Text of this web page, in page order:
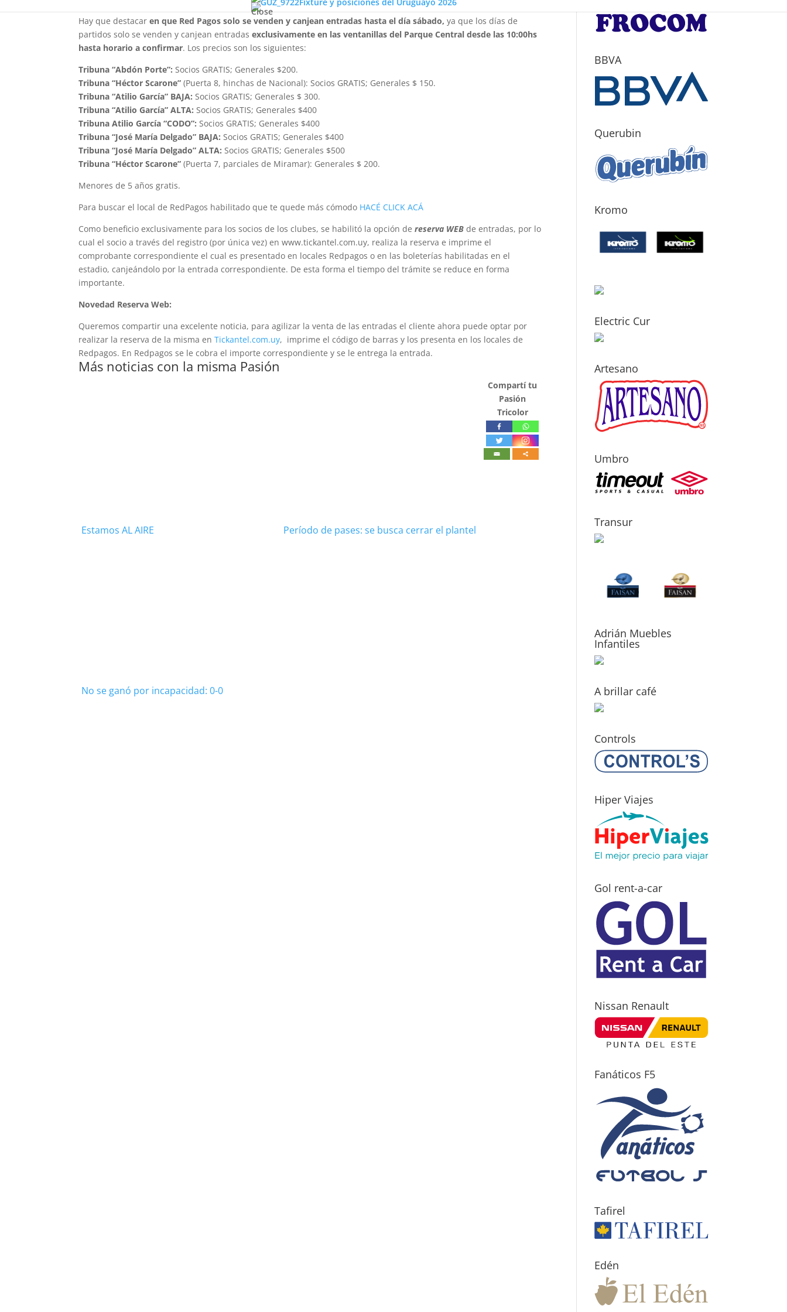
Close
Hay que destacaren que Red Pagos solo se venden y canjean entradas hasta el día sábado, ya que los días de
partidos solo se venden y canjean entradasexclusivamente en las ventanillas del Parque Central desde las 10:00hs
hasta horario a confirmar. Los precios son los siguientes:
Tribuna “Abdón Porte”: Socios GRATIS; Generales $200.
Tribuna “Héctor Scarone” (Puerta 8, hinchas de Nacional): Socios GRATIS; Generales $ 150.
Tribuna “Atilio García” BAJA: Socios GRATIS; Generales $ 300.
Tribuna “Atilio García” ALTA: Socios GRATIS; Generales $400
Tribuna Atilio García “CODO”: Socios GRATIS; Generales $400
Tribuna “José María Delgado” BAJA: Socios GRATIS; Generales $400
Tribuna “José María Delgado” ALTA: Socios GRATIS; Generales $500
Tribuna “Héctor Scarone” (Puerta 7, parciales de Miramar): Generales $ 200.
Menores de 5 años gratis.
Para buscar el local de RedPagos habilitado que te quede más cómodo HACÉ CLICK ACÁ
Como beneficio exclusivamente para los socios de los clubes, se habilitó la opción dereserva WEB de entradas, por lo
cual el socio a través del registro (por única vez) en www.tickantel.com.uy, realiza la reserva e imprime el
comprobante correspondiente el cual es presentado en locales Redpagos o en las boleterías habilitadas en el
estadio, canjeándolo por la entrada correspondiente. De esta forma el tiempo del trámite se reduce en forma
importante.
Novedad Reserva Web:
Queremos compartir una excelente noticia, para agilizar la venta de las entradas el cliente ahora puede optar por
realizar la reserva de la misma enTickantel.com.uy, imprime el código de barras y los presenta en los locales de
Redpagos. En Redpagos se le cobra el importe correspondiente y se le entrega la entrada.
Más noticias con la misma Pasión
Estamos AL AIRE Período de pases: se busca cerrar el plantel
No se ganó por incapacidad: 0-0
Compartí tu
Pasión
Tricolor
BBVA
Querubin
Kromo
Electric Cur
Artesano
Umbro
Transur
Adrián Muebles
Infantiles
A brillar café
Controls
Hiper Viajes
Gol rent-a-car
Nissan Renault
Fanáticos F5
Tafirel
Edén